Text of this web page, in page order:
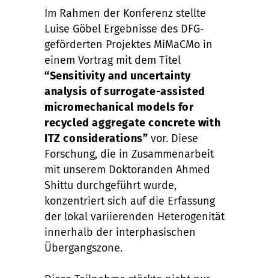
Im Rahmen der Konferenz stellte
Luise Göbel Ergebnisse des DFG-
geförderten Projektes MiMaCMo in
einem Vortrag mit dem Titel
“Sensitivity and uncertainty
analysis of surrogate-assisted
micromechanical models for
recycled aggregate concrete with
ITZ considerations” vor. Diese
Forschung, die in Zusammenarbeit
mit unserem Doktoranden Ahmed
Shittu durchgeführt wurde,
konzentriert sich auf die Erfassung
der lokal variierenden Heterogenität
innerhalb der interphasischen
Übergangszone.